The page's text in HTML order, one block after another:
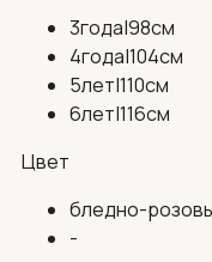
3года|98см
4года|104см
5лет|110см
6лет|116см
Цвет
бледно-
-